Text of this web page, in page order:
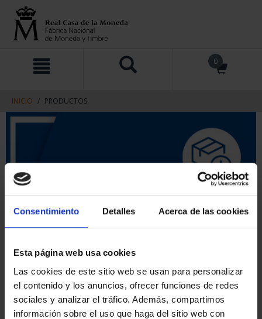
Consentimiento Detalles Acerca de las cookies
Esta página web usa cookies
Las cookies de este sitio web se usan para personalizar
el contenido y los anuncios, ofrecer funciones de redes
sociales y analizar el tráfico. Además, compartimos
información sobre el uso que haga del sitio web con
contenido
navegacin
0
INICIO PRODUCTOS
ORDENAR POR: